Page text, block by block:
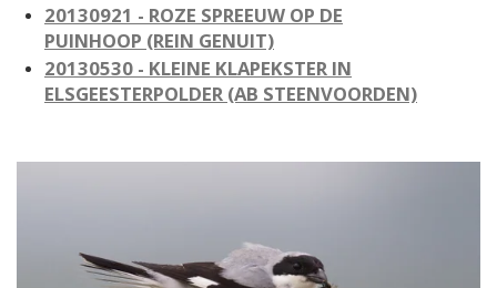
20130921 - ROZE SPREEUW OP DE
PUINHOOP (REIN GENUIT)
20130530 - KLEINE KLAPEKSTER IN
ELSGEESTERPOLDER (AB STEENVOORDEN)